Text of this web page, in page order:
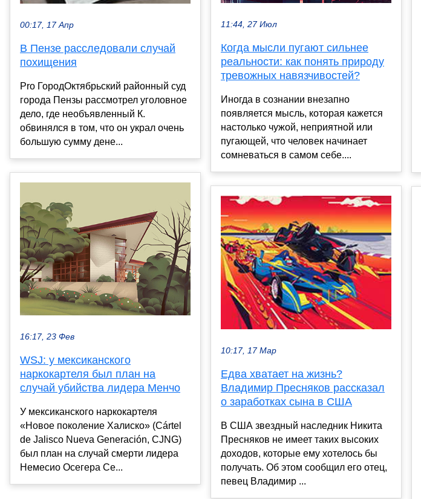
00:17, 17 Апр
В Пензе расследовали случай
похищения
Pro ГородОктябрьский районный суд
города Пензы рассмотрел уголовное
дело, где необъявленный К.
обвинялся в том, что он украл очень
большую сумму дене...
16:17, 23 Фев
WSJ: у мексиканского
наркокартеля был план на
случай убийства лидера Менчо
У мексиканского наркокартеля
«Новое поколение Халиско» (Cártel
de Jalisco Nueva Generación, CJNG)
был план на случай смерти лидера
Немесио Осегера Се...
11:44, 27 Июл
Когда мысли пугают сильнее
реальности: как понять природу
тревожных навязчивостей?
Иногда в сознании внезапно
появляется мысль, которая кажется
настолько чужой, неприятной или
пугающей, что человек начинает
сомневаться в самом себе....
10:17, 17 Мар
Едва хватает на жизнь?
Владимир Пресняков рассказал
о заработках сына в США
В США звездный наследник Никита
Пресняков не имеет таких высоких
доходов, которые ему хотелось бы
получать. Об этом сообщил его отец,
певец Владимир ...